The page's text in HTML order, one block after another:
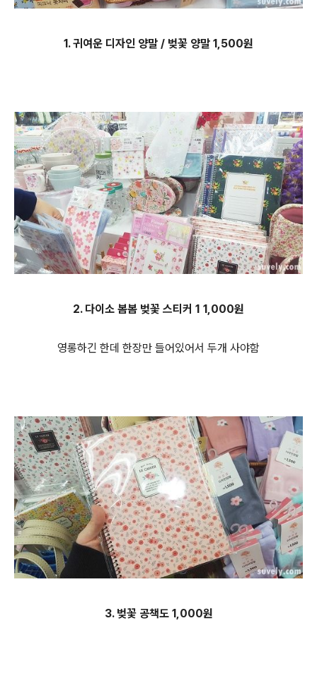
1. 귀여운 디자인 양말 / 벚꽃 양말 1,500원
2. 다이소 봄봄 벚꽃 스티커 1 1,000원
영롱하긴 한데 한장만 들어있어서 두개 사야함
3. 벚꽃 공책도 1,000원